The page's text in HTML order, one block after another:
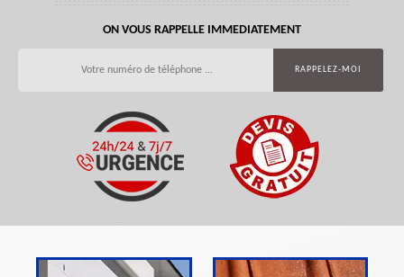
ON VOUS RAPPELLE IMMEDIATEMENT